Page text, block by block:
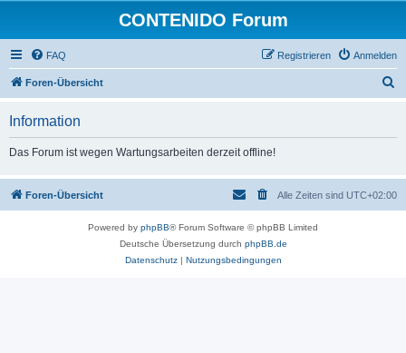
CONTENIDO Forum
FAQ Anmelden
Registrieren
Foren-Übersicht
Information
Das Forum ist wegen Wartungsarbeiten derzeit offline!
Foren-Übersicht Alle Zeiten sind UTC+02:00
Powered by phpBB® Forum Software © phpBB Limited
Deutsche Übersetzung durch phpBB.de
Datenschutz| Nutzungsbedingungen